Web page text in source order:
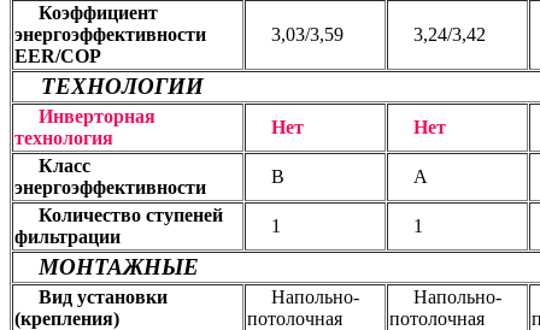
Коэффициент
энергоэффективности
EER/COP
3,03/3,59 3,24/3,42
ТЕХНОЛОГИИ
Инверторная
технология
Нет Нет
Класс
энергоэффективности
В А
Количество ступеней
фильтрации
1 1
МОНТАЖНЫЕ
Вид установки
(крепления)
Напольно-
потолочная
Напольно-
потолочная